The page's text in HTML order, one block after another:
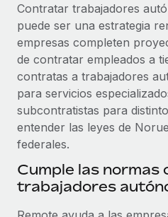
SERVICIOS
Pregunta a un experto
Obtén ayuda de gente
y cumplimiento normativo.
Comprobaciones de
Simplifica los procesos de
Cumplimiento normativo
Adelántate a los riesgos
Remote Build
Consultoría de
CASOS PRÁCTICOS
Obtén ayuda
Consulta todos los recursos
Nómina global
Contractor Management
Impuestos
Contratar trabajadores
puede ser una estrategia
empresas completen
de contratar empleados a
contratas a trabajadores
para servicios
subcontratistas para
entender las leyes de
federales.
Cumple las normas
trabajadores